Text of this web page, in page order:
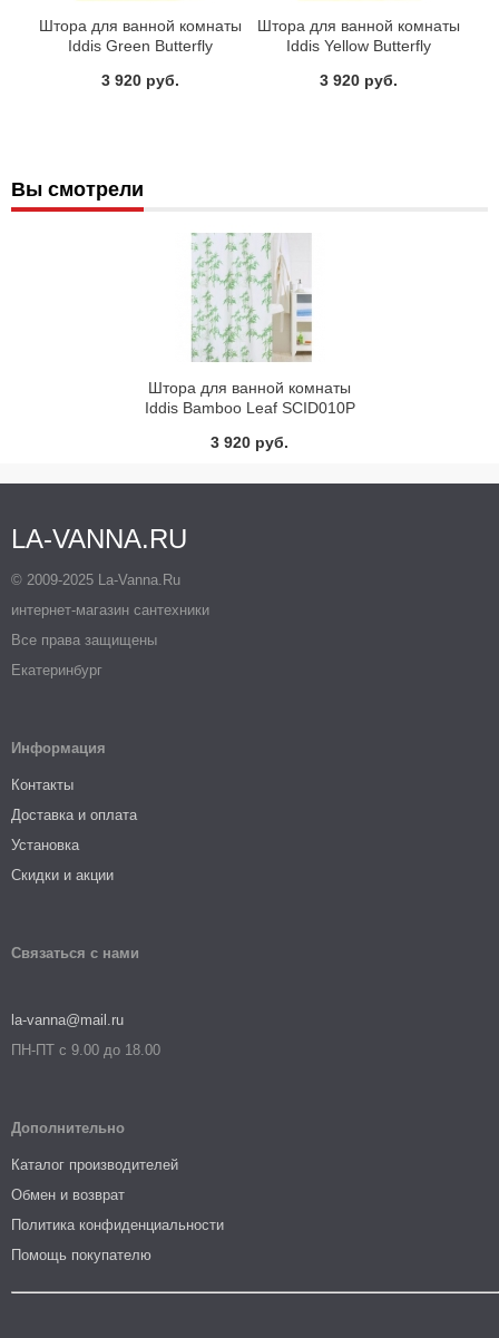
Штора для ванной комнаты
Iddis Green Butterfly
3 920 руб.
Штора для ванной комнаты
Iddis Yellow Butterfly
3 920 руб.
Вы смотрели
Штора для ванной комнаты
Iddis Bamboo Leaf SCID010P
3 920 руб.
LA-VANNA.RU
© 2009-2025 La-Vanna.Ru
интернет-магазин сантехники
Все права защищены
Екатеринбург
Информация
Контакты
Доставка и оплата
Установка
Скидки и акции
Связаться с нами
la-vanna@mail.ru
ПН-ПТ с 9.00 до 18.00
Дополнительно
Каталог производителей
Обмен и возврат
Политика конфиденциальности
Помощь покупателю